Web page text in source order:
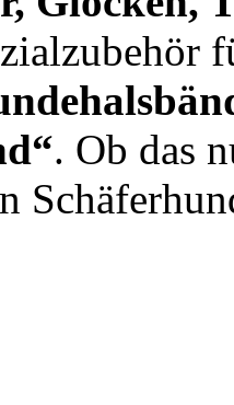
. Ob das